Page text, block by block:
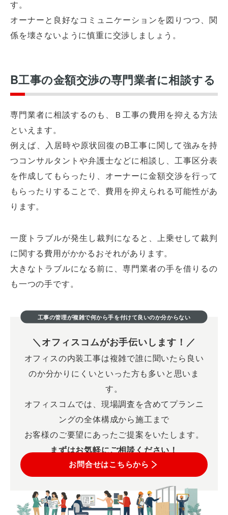
す。
オーナーと良好なコミュニケーションを図りつつ、関
係を壊さないように慎重に交渉しましょう。
B工事の金額交渉の専門業者に相談する
専門業者に相談するのも、Ｂ工事の費用を抑える方法
といえます。
例えば、入居時や原状回復のB工事に関して強みを持
つコンサルタントや弁護士などに相談し、工事区分表
を作成してもらったり、オーナーに金額交渉を行って
もらったりすることで、費用を抑えられる可能性があ
ります。
一度トラブルが発生し裁判になると、上乗せして裁判
に関する費用がかかるおそれがあります。
大きなトラブルになる前に、専門業者の手を借りるの
も一つの手です。
工事の管理が複雑で何から手を付けて良いのか分からない
オフィスコムがお手伝いします！
オフィスの内装工事は複雑で誰に聞いたら良い
のか分かりにくいといった方も多いと思いま
す。
オフィスコムでは、現場調査を含めてプランニ
ングの全体構成から施工まで
お客様のご要望にあったご提案をいたします。
まずはお気軽にご相談ください！
お問合せはこちらから